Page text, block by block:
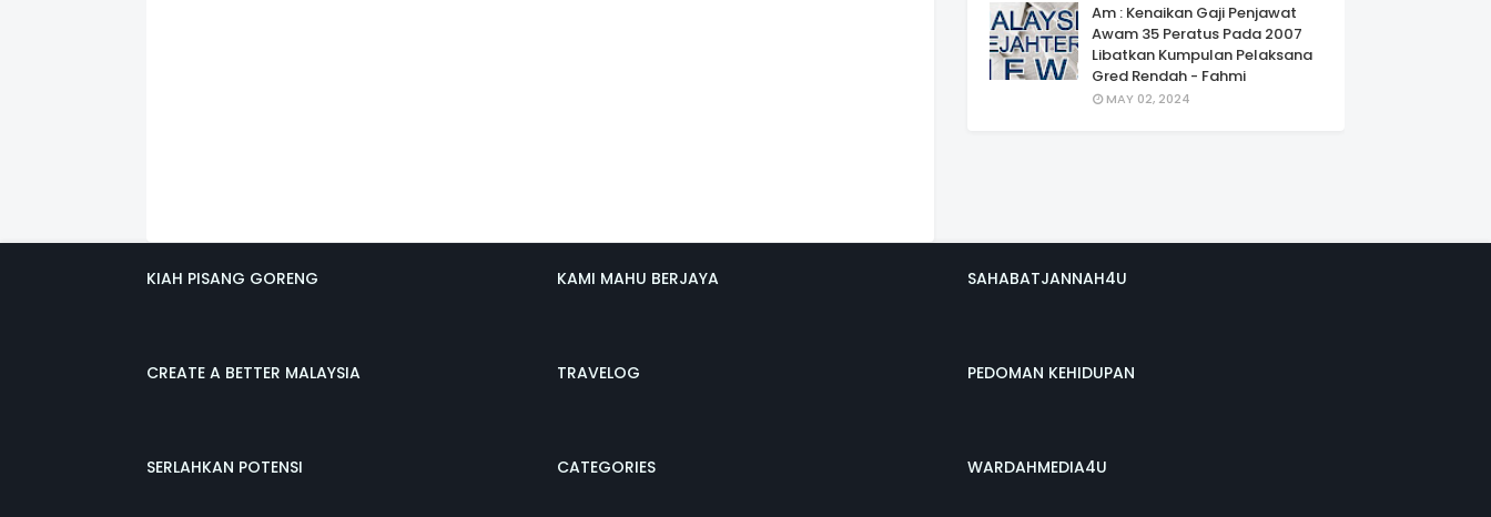
Am : Kenaikan Gaji Penjawat
Awam 35 Peratus Pada 2007
Libatkan Kumpulan Pelaksana
Gred Rendah - Fahmi
MAY 02, 2024
KIAH PISANG GORENG
CREATE A BETTER MALAYSIA
SERLAHKAN POTENSI
KAMI MAHU BERJAYA
TRAVELOG
CATEGORIES
SAHABATJANNAH4U
PEDOMAN KEHIDUPAN
WARDAHMEDIA4U